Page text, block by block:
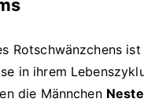
Rotschwänzchens ist
in ihrem
die Männchen